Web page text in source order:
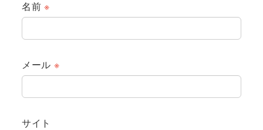
名前※
メール ※
サイト